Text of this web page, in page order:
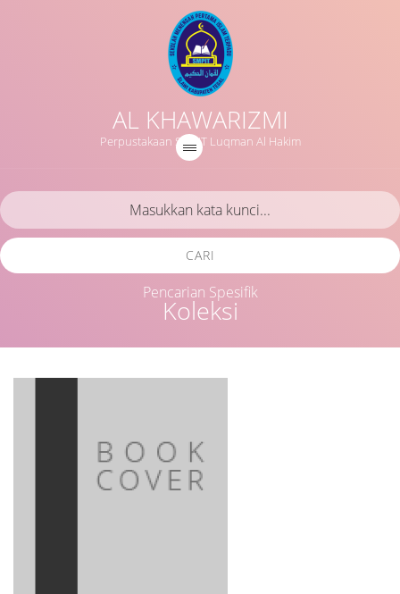
AL KHAWARIZMI
Perpustakaan SMPIT Luqman Al Hakim
Koleksi
CARI
Pencarian Spesifik